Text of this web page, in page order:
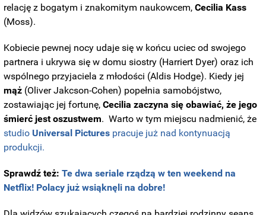
relację z bogatym i znakomitym naukowcem,Cecilia Kass
(Moss).
Kobiecie pewnej nocy udaje się w końcu uciec od swojego
partnera i ukrywa się w domu siostry (Harriert Dyer) oraz ich
wspólnego przyjaciela z młodości (Aldis Hodge). Kiedy jej
mąż (Oliver Jakcson-Cohen) popełnia samobójstwo,
zostawiając jej fortunę,Cecilia zaczyna się obawiać, że jego
śmierć jest oszustwem. Warto w tym miejscu nadmienić, że
studio Universal Pictures pracuje już nad kontynuacją
produkcji.
Sprawdź też: Te dwa seriale rządzą w ten weekend na
Netflix! Polacy już wsiąknęli na dobre!